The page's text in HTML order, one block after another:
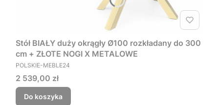
Stół BIAŁY duży okrągły Ø100 rozkładany do 300
cm + ZŁOTE NOGI X METALOWE
PRODUCENT
POLSKIE-MEBLE24
Cena
2 539,00 zł
Do koszyka